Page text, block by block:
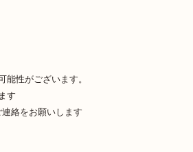
性がございます。
す
絡をお願いします